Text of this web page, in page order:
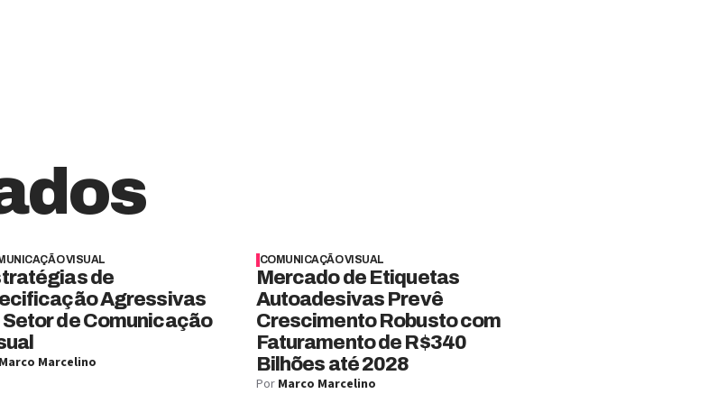
VISUAL
de
Agressivas
Setor de Comunicação
Marco Marcelino
COMUNICAÇÃO VISUAL
Mercado de Etiquetas
Autoadesivas Prevê
Crescimento Robusto com
Faturamento de R$340
Bilhões até 2028
Por Marco Marcelino